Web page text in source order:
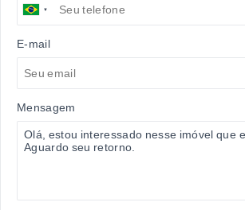
E-mail
Mensagem